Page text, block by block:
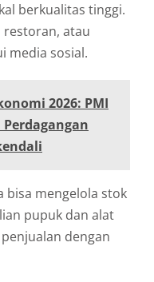
berkualitas tinggi.
restoran, atau
media sosial.
2026: PMI
bisa mengelola stok
pupuk dan alat
dengan